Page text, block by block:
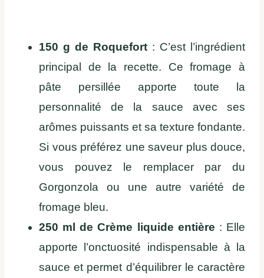
150 g de Roquefort : C’est l’ingrédient
principal de la recette. Ce fromage à
pâte persillée apporte toute la
personnalité de la sauce avec ses
arômes puissants et sa texture fondante.
Si vous préférez une saveur plus douce,
vous pouvez le remplacer par du
Gorgonzola ou une autre variété de
fromage bleu.
250 ml de Crème liquide entière : Elle
apporte l’onctuosité indispensable à la
sauce et permet d’équilibrer le caractère